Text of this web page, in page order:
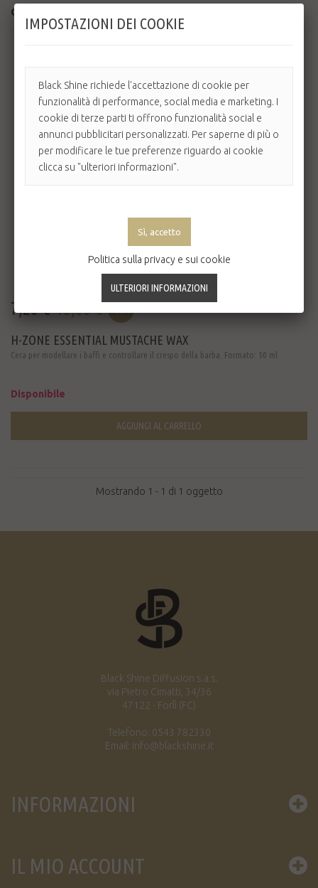
Ordina per
OFFERTA
7,20 € 18,00 €
H-ZONE ESSENTIAL MUSTACHE WAX
Cera per modellare i baffi e controllare il crespo della barba. Formato: 50 ml
Disponibile
AGGIUNGI AL CARRELLO
Mostrando 1 - 1 di 1 oggetto
Black Shine Diffusion s.a.s.
via Pietro Cimatti, 34/36
47122 - Forlì (FC)
Telefono: 0543 782330
Email: info@blackshine.it
INFORMAZIONI
IL MIO ACCOUNT
IMPOSTAZIONI DEI COOKIE
Black Shine richiede l'accettazione di cookie per
funzionalità di performance, social media e marketing. I
cookie di terze parti ti offrono funzionalità social e
annunci pubblicitari personalizzati. Per saperne di più o
per modificare le tue preferenze riguardo ai cookie
clicca su "ulteriori informazioni".
Politica sulla privacy e sui cookie